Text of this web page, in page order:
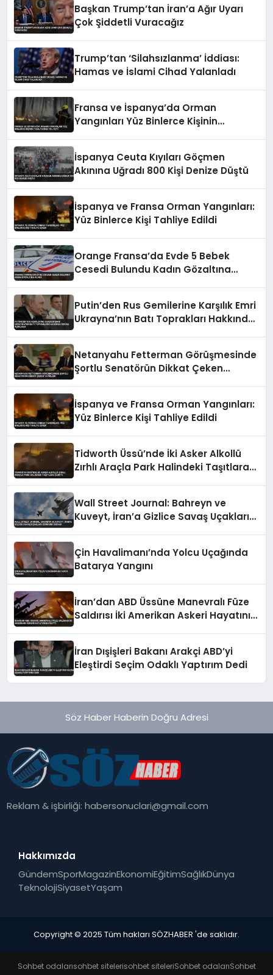
Başkan Trump’tan İran’a Ağır Uyarı
Çok Şiddetli Vuracağız
Trump’tan ‘Silahsızlanma’ İddiası:
Hamas ve İslami Cihad Yalanladı
Fransa ve İspanya’da Orman
Yangınları Yüz Binlerce Kişinin
İspanya Ceuta Kıyıları Göçmen
Akınına Uğradı 800 Kişi Denize Düştü
İspanya ve Fransa Orman Yangınları:
Yüz Binlerce Kişi Tahliye Edildi
Orange Fransa’da Evde 5 Bebek
Cesedi Bulundu Kadın Gözaltına
Putin’den Rus Gemilerine Karşılık Emri
Ukrayna’nın Batı Toprakları Hakkında
Netanyahu Fetterman Görüşmesinde
Şortlu Senatörün Dikkat Çeken
İspanya ve Fransa Orman Yangınları:
Yüz Binlerce Kişi Tahliye Edildi
Tidworth Üssü’nde İki Asker Alkollü
Zırhlı Araçla Park Halindeki Taşıtlara
Wall Street Journal: Bahreyn ve
Kuveyt, İran’a Gizlice Savaş Uçakları
Çin Havalimanı’nda Yolcu Uçağında
Batarya Yangını
İran’dan ABD Üssüne Manevralı Füze
Saldırısı İki Amerikan Askeri Hayatını
İran Dışişleri Bakanı Arakçi ABD’yi
Eleştirdi Seçim Odaklı Yaptırım Dedi
Söz Haber Haberin Doğru Adresi
Reklam & işbirliği:habersonuclari@gmail.com
Hakkımızda
GündemSporMagazinEkonomiEğitimSağlıkDünya
TeknolojiSiyasetYaşam
Copyright © 2025 Tüm hakları SÖZHABER 'de saklıdır.
Sohbet odalarısohbet sitelerisohbet siteleriSohbet odalarıSohbet